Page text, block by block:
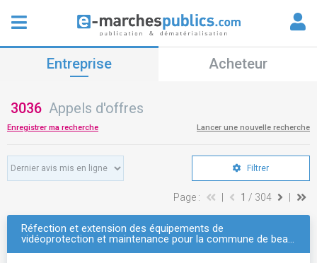
Entreprise Acheteur
3036 Appels d'offres
Enregistrer ma recherche Lancer une nouvelle recherche
Filtrer
Page : 1 / 304
Réfection et extension des équipements de
vidéoprotection et maintenance pour la commune de bea…